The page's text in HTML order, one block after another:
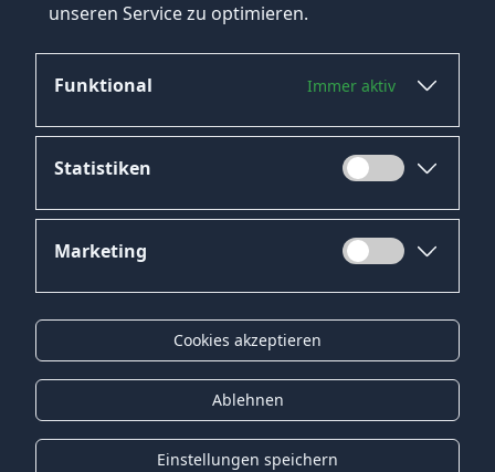
unseren Service zu optimieren.
Funktional Immer aktiv
Statistiken
Marketing
Cookies akzeptieren
Ablehnen
Einstellungen speichern
Jetzt bewerben
Datenschutz
Impressum
Kontakt
Gender-Hinweis
© 2026 Onyx Consulting GmbH